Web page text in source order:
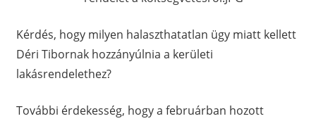
Kérdés, hogy milyen halaszthatatlan ügy miatt kellett
Déri Tibornak hozzányúlnia a kerületi
lakásrendelethez?
További érdekesség, hogy a februárban hozott